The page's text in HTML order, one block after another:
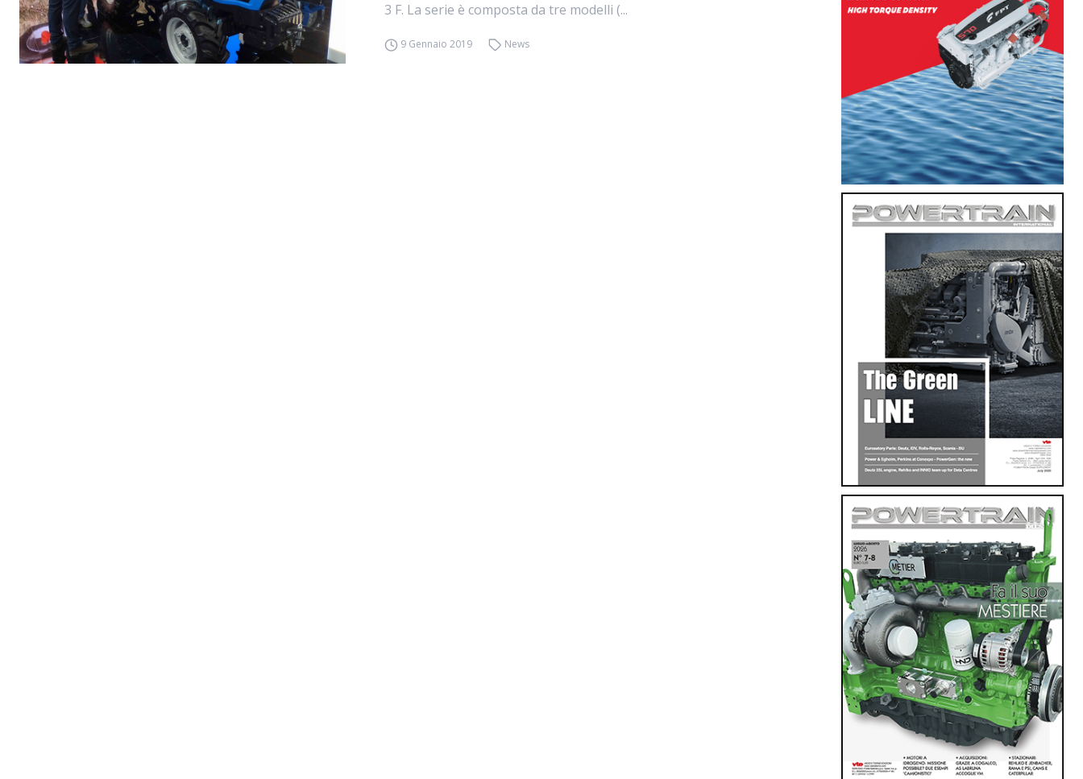
3 F. La serie è composta da tre modelli (...
9 Gennaio 2019 News